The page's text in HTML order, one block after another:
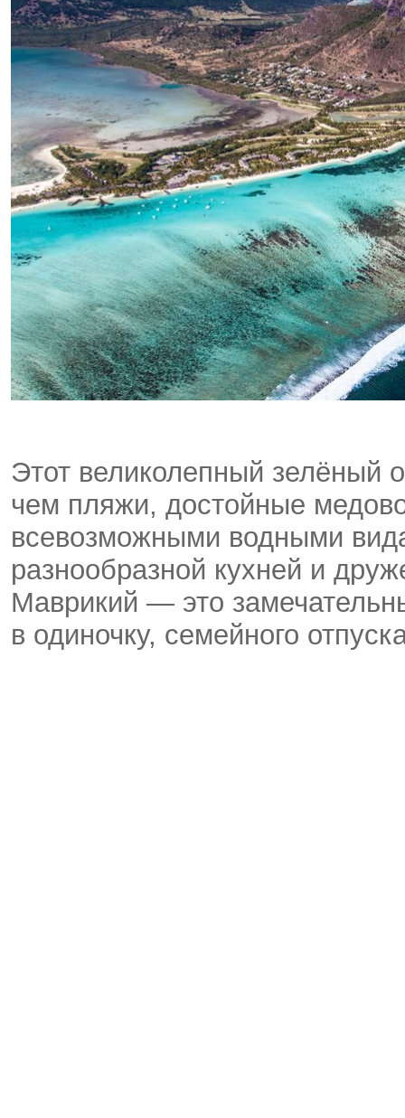
Этот великолепный зелёный
чем пляжи, достойные
всевозможными водными
разнообразной кухней и
Маврикий — это
в одиночку, семейного